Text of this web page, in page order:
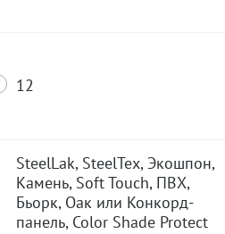
12
SteelLak, SteelTex, Экошпон,
Камень, Soft Touch, ПВХ,
Бьорк, Оак или Конкорд-
панель, Color Shade Protect